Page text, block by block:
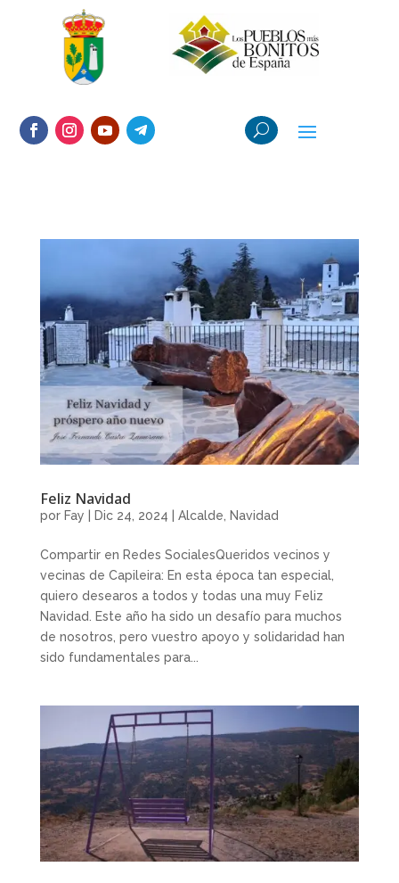
Feliz Navidad
por Fay Dic 24, 2024 Alcalde Navidad
Compartir en Redes SocialesQueridos vecinos y
vecinas de Capileira: En esta época tan especial,
quiero desearos a todos y todas una muy Feliz
Navidad. Este año ha sido un desafío para muchos
de nosotros, pero vuestro apoyo y solidaridad han
sido fundamentales para...